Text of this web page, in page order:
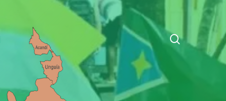
search